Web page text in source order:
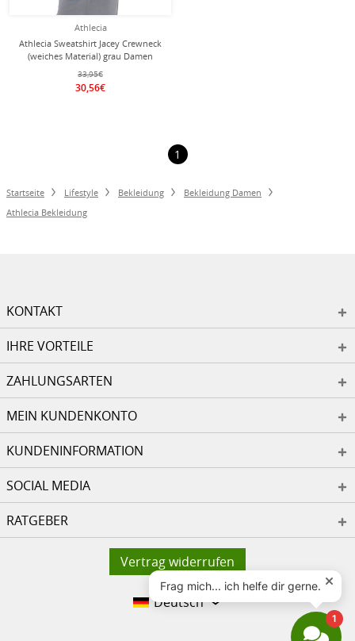
Athlecia
Athlecia Sweatshirt Jacey Crewneck
(weiches Material) grau Damen
33,95€
30,56€
1
Startseite Lifestyle Bekleidung
Bekleidung Damen
Athlecia Bekleidung
KONTAKT
IHRE VORTEILE
ZAHLUNGSARTEN
MEIN KUNDENKONTO
KUNDENINFORMATION
SOCIAL MEDIA
RATGEBER
Vertrag widerrufen
Deutsch